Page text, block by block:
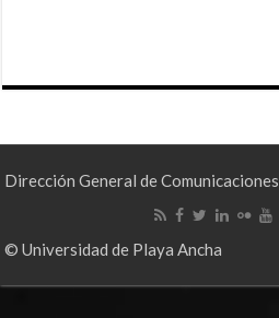
Dirección General de Comunicaciones
© Universidad de Playa Ancha